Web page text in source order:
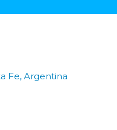
Fe, Argentina